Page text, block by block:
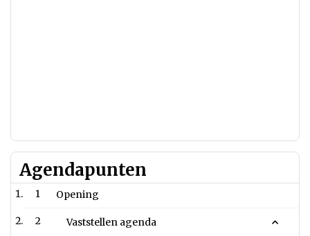
Agendapunten
1 Opening
2 Vaststellen agenda